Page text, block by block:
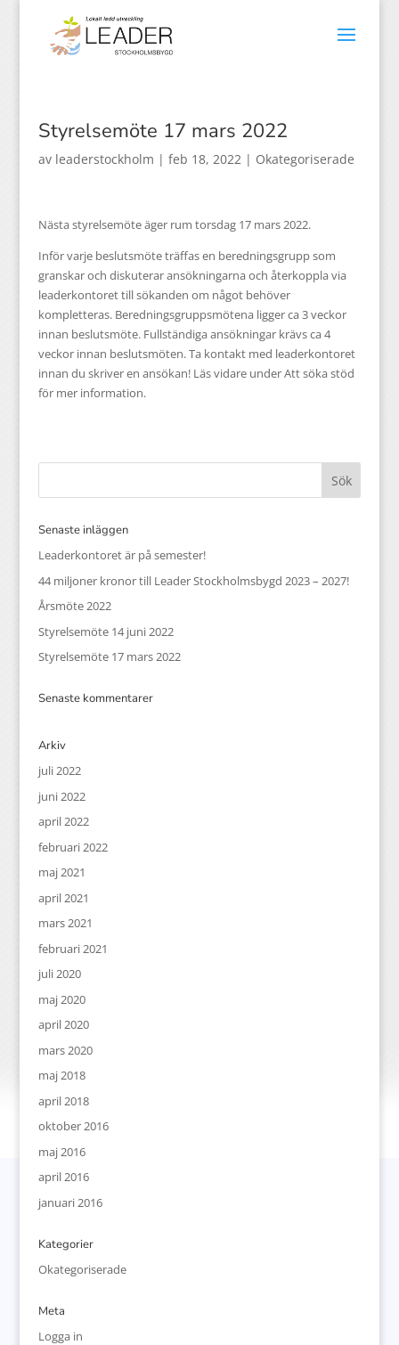
Styrelsemöte 17 mars 2022
av leaderstockholm | feb 18, 2022| Okategoriserade
Nästa styrelsemöte äger rum torsdag 17 mars 2022.
Inför varje beslutsmöte träffas en beredningsgrupp som
granskar och diskuterar ansökningarna och återkoppla via
leaderkontoret till sökanden om något behöver
kompletteras. Beredningsgruppsmötena ligger ca 3 veckor
innan beslutsmöte. Fullständiga ansökningar krävs ca 4
veckor innan beslutsmöten. Ta kontakt med leaderkontoret
innan du skriver en ansökan! Läs vidare under Att söka stöd
för mer information.
Senaste inläggen
Leaderkontoret är på semester!
44 miljoner kronor till Leader Stockholmsbygd 2023 – 2027!
Årsmöte 2022
Styrelsemöte 14 juni 2022
Styrelsemöte 17 mars 2022
Senaste kommentarer
Arkiv
juli 2022
juni 2022
april 2022
februari 2022
maj 2021
april 2021
mars 2021
februari 2021
juli 2020
maj 2020
april 2020
mars 2020
maj 2018
april 2018
oktober 2016
maj 2016
april 2016
januari 2016
Kategorier
Okategoriserade
Meta
Logga in